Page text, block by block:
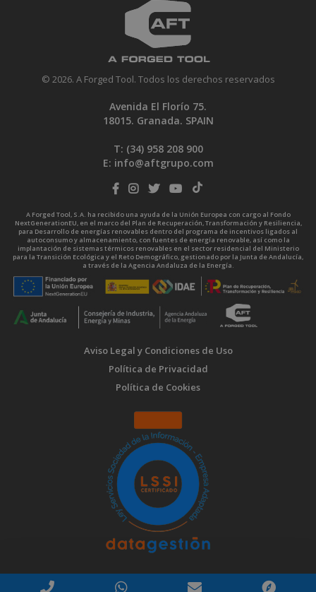
© 2026. A Forged Tool. Todos los derechos reservados
Avenida El Florío 75.
18015. Granada. SPAIN
T: (34) 958 208 900
E: info@aftgrupo.com
A Forged Tool, S.A. ha recibido una ayuda de la Unión Europea con cargo al Fondo
NextGenerationEU, en el marco del Plan de Recuperación, Transformación y Resiliencia,
para Desarrollo de energías renovables dentro del programa de incentivos ligados al
autoconsumo y almacenamiento, con fuentes de energía renovable, así como la
implantación de sistemas térmicos renovables en el sector residencial del Ministerio
para la Transición Ecológica y el Reto Demográfico, gestionado por la Junta de Andalucía,
a través de la Agencia Andaluza de la Energía.
Aviso Legal y Condiciones de Uso
Política de Privacidad
Política de Cookies